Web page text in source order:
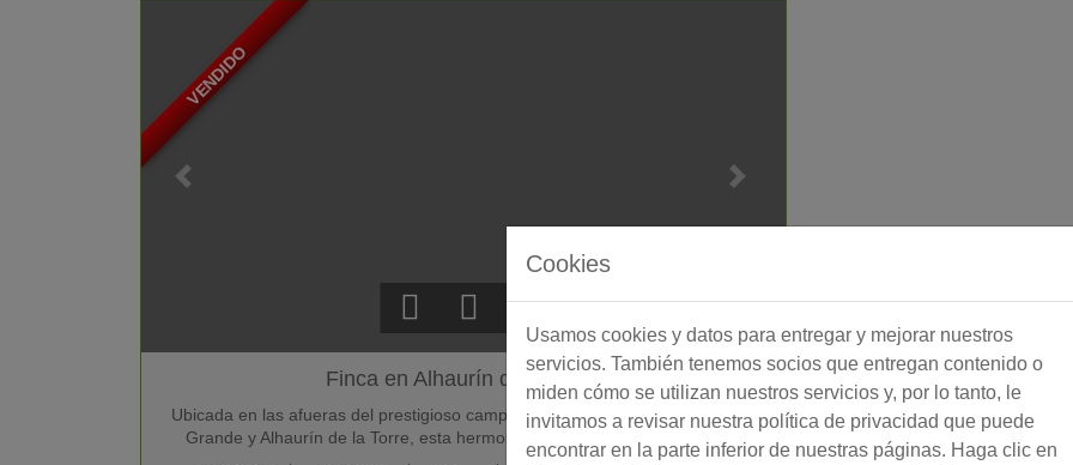
VENDIDO
Finca en Alhaurín de la Torre
Ubicada en las afueras del prestigioso campo de golf Lauro, entre Alhaurín el
Grande y Alhaurín de la Torre, esta hermosa casa de campo renovada …
Cookies
Usamos cookies y datos para entregar y mejorar nuestros
servicios. También tenemos socios que entregan contenido o
miden cómo se utilizan nuestros servicios y, por lo tanto, le
invitamos a revisar nuestra política de privacidad que puede
encontrar en la parte inferior de nuestras páginas. Haga clic en